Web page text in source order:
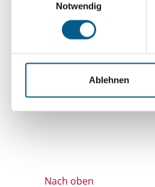
Notwendig
Ablehnen
Nach oben